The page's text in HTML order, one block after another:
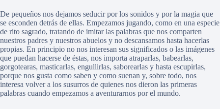
De pequeños nos dejamos seducir por los sonidos y por la magia que
se esconden detrás de ellas. Empezamos jugando, como en una especie
de rito sagrado, tratando de imitar las palabras que nos comparten
nuestros padres y nuestros abuelos y no descansamos hasta hacerlas
propias. En principio no nos interesan sus significados o las imágenes
que puedan hacerse de éstas, nos importa atraparlas, babearlas,
gorgotearas, masticarlas, engullirlas, saborearlas y hasta escupirlas,
porque nos gusta como saben y como suenan y, sobre todo, nos
interesa volver a los susurros de quienes nos dieron las primeras
palabras cuando empezamos a aventurarnos por el mundo.